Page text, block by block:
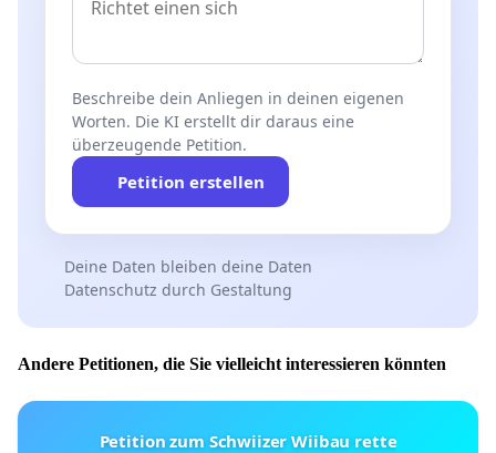
Beschreibe dein Anliegen in deinen eigenen
Worten. Die KI erstellt dir daraus eine
überzeugende Petition.
Petition erstellen
Deine Daten bleiben deine Daten
Datenschutz durch Gestaltung
Andere Petitionen, die Sie vielleicht interessieren könnten
Petition zum Schwiizer Wiibau rette